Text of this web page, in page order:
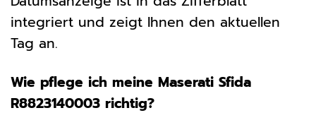
integriert und zeigt Ihnen den aktuellen
Tag an.
Wie pflege ich meine Maserati Sfida
R8823140003 richtig?